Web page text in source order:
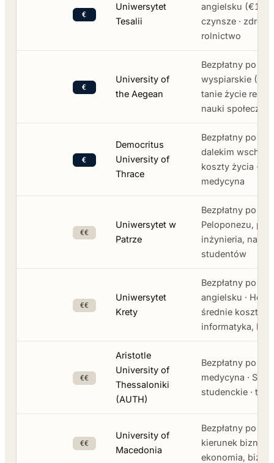
€
Uniwersytet
Tesalii
angielsku (€12-
czynsze ·
rolnictwo
€
University of
the Aegean
Bezpłatny po
wyspiarskie
tanie życie
nauki społeczne
€
Democritus
University of
Thrace
Bezpłatny po
dalekim
koszty życia ·
medycyna
€€
Uniwersytet w
Patrze
Bezpłatny po
Peloponezu,
inżynieria, nauki
studentów
€€
Uniwersytet
Krety
Bezpłatny po
angielsku ·
średnie koszty
informatyka,
€€
Aristotle
University of
Thessaloniki
(AUTH)
Bezpłatny po
medycyna ·
studenckie ·
€€
University of
Macedonia
Bezpłatny po
kierunek
ekonomia,